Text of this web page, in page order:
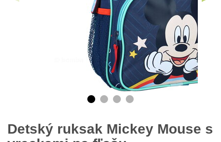
Detský ruksak Mickey Mouse s